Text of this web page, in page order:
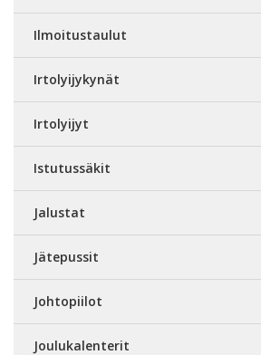
Ilmoitustaulut
Irtolyijykynät
Irtolyijyt
Istutussäkit
Jalustat
Jätepussit
Johtopiilot
Joulukalenterit